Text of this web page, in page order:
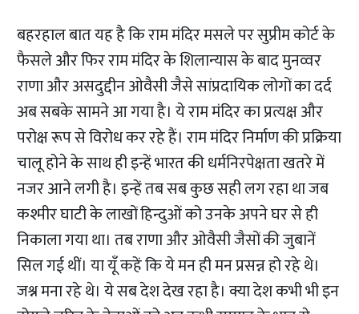
बहरहाल बात यह है कि राम मंदिर मसले पर सुप्रीम कोर्ट के
फैसले और फिर राम मंदिर के शिलान्यास के बाद मुनव्वर
राणा और असदुद्दीन ओवैसी जैसे सांप्रदायिक लोगों का दर्द
अब सबके सामने आ गया है। ये राम मंदिर का प्रत्यक्ष और
परोक्ष रूप से विरोध कर रहे हैं। राम मंदिर निर्माण की प्रक्रिया
चालू होने के साथ ही इन्हें भारत की धर्मनिरपेक्षता खतरे में
नजर आने लगी है। इन्हें तब सब कुछ सही लग रहा था जब
कश्मीर घाटी के लाखों हिन्दुओं को उनके अपने घर से ही
निकाला गया था। तब राणा और ओवैसी जैसों की जुबानें
सिल गई थीं। या यूँ कहें कि ये मन ही मन प्रसन्न हो रहे थे।
जश्न मना रहे थे। ये सब देश देख रहा है। क्या देश कभी भी इन